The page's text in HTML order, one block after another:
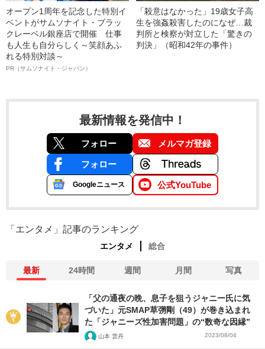
オープン1周年を記念した特別イ
ベントがサムソナイト・ブラッ
クレーベル銀座店で開催 仕事
も人生も自分らしく～笑顔あふ
れる特別対談～
PR（サムソナイト・ジャパン）
「殺意はなかった」19歳女子高
生を強姦殺害したのになぜ…裁
判所と検察が対立した「驚きの
判決」（昭和42年の事件）
最新情報を発信中！
フォロー メルマガ登録
フォロー
Googleニュース 公式YouTube
「エンタメ」記事のランキング
エンタメ 総合
最新 24時間 週間 月間 写真
「父の通夜の晩、息子を狙うジャニー氏に気
づいた」元SMAP草彅剛（49）が巻き込まれ
た「ジャニーズ性加害問題」の“数奇な因縁”
山本 雲丹 2023/08/04